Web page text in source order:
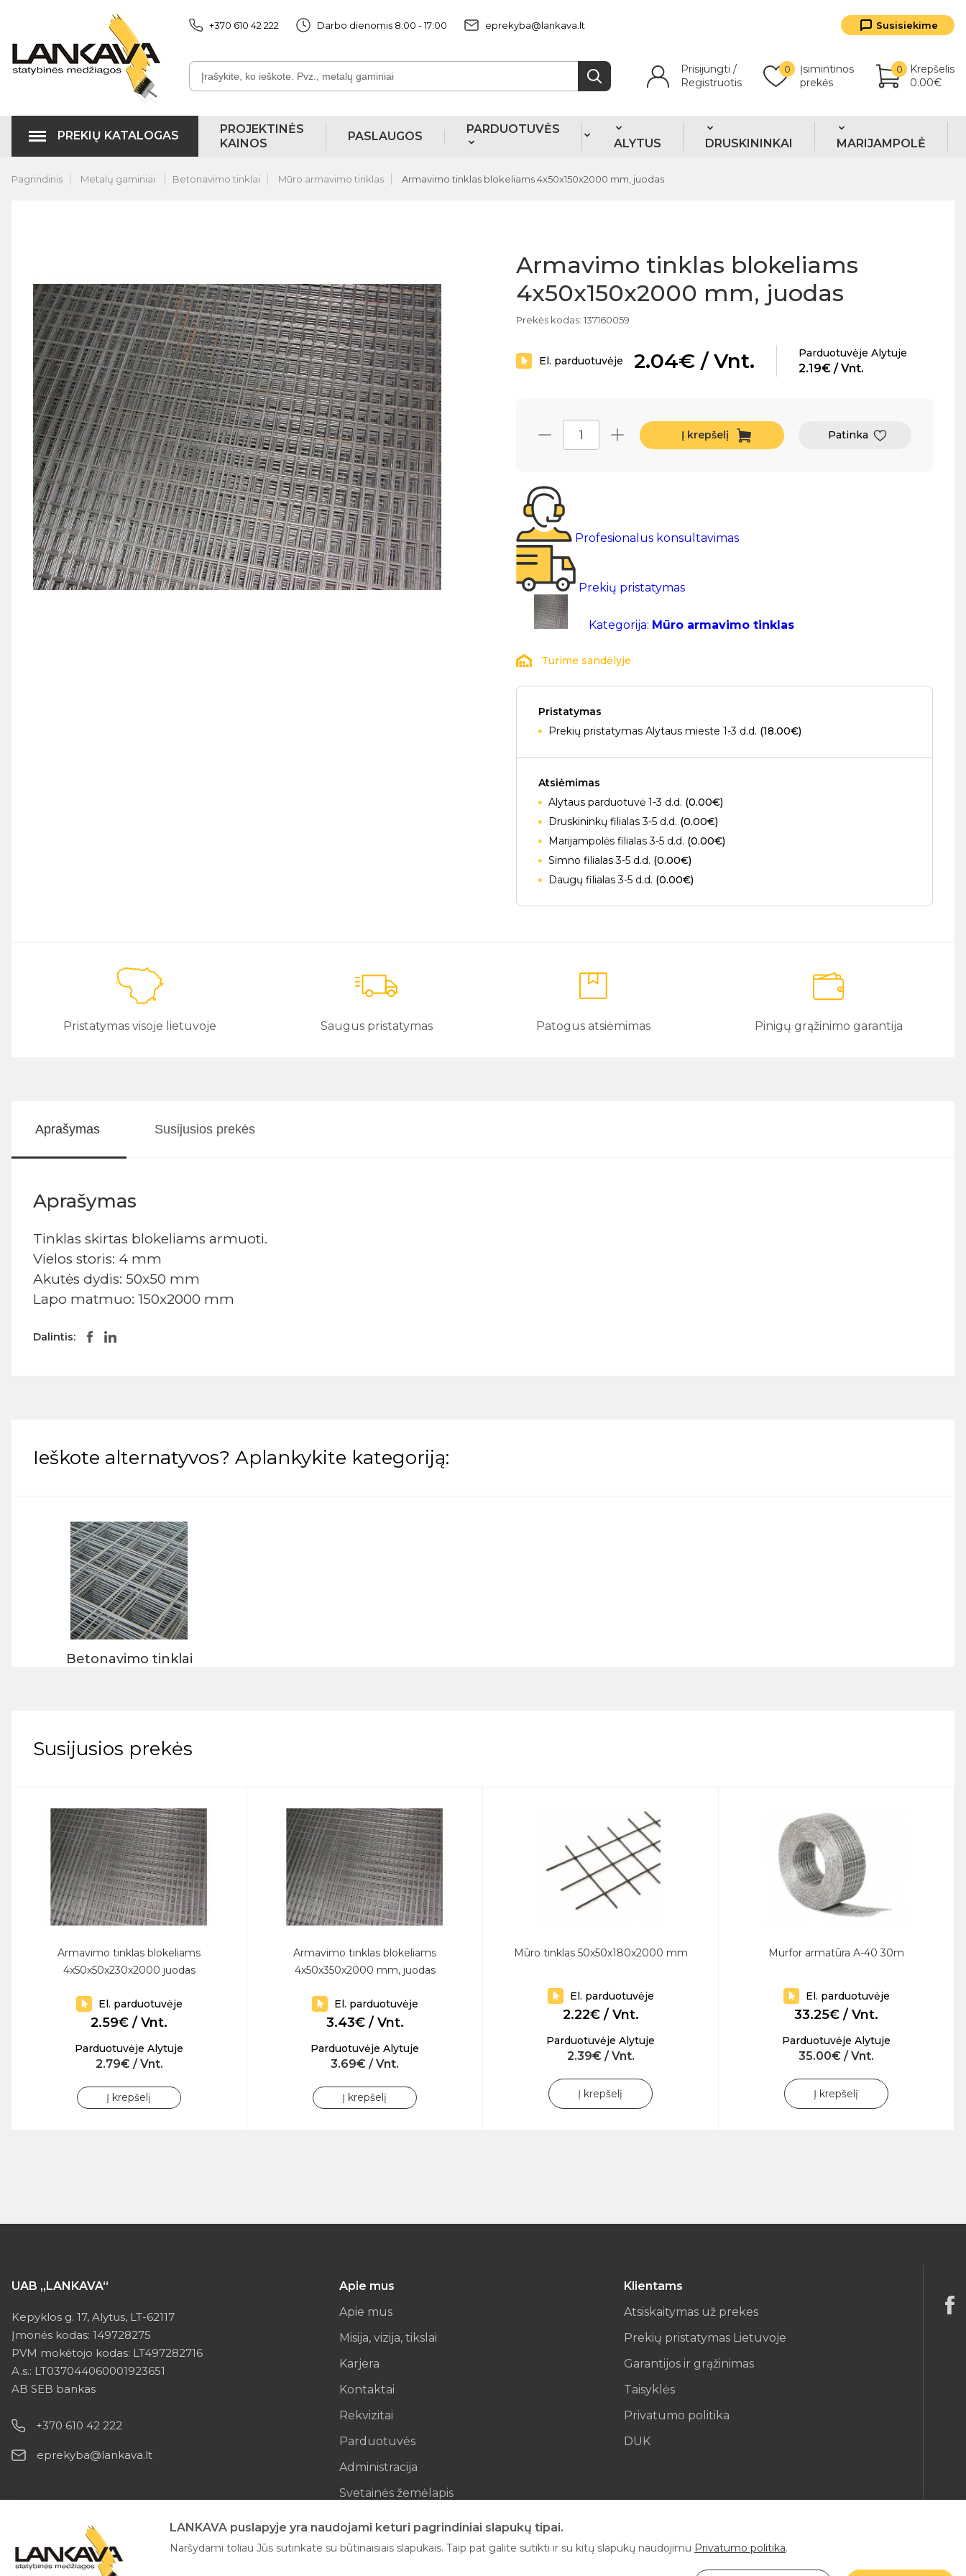
+370 610 42 222 Darbo dienomis 8:00 - 17:00 eprekyba@lankava.lt Susisiekime
Prisijungti /
Registruotis
Įsimintinos
prekės
0
Krepšelis
0.00€
0
PREKIŲ KATALOGAS
PROJEKTINĖS
KAINOS
PASLAUGOS
PARDUOTUVĖS
ALYTUS
DRUSKININKAI MARIJAMPOLĖ
Pagrindinis Metalų gaminiai Betonavimo tinklai Mūro armavimo tinklas Armavimo tinklas blokeliams 4x50x150x2000 mm, juodas
Armavimo tinklas blokeliams
4x50x150x2000 mm, juodas
Prekės kodas: 137160059
El. parduotuvėje 2.04€ / Vnt. Parduotuvėje Alytuje
2.19€ / Vnt.
Į krepšelį Patinka
Profesionalus konsultavimas
Prekių pristatymas
Kategorija: Mūro armavimo tinklas
Turime sandėlyje
Pristatymas
Prekių pristatymas Alytaus mieste 1-3 d.d. (18.00€)
Atsiėmimas
Alytaus parduotuvė 1-3 d.d. (0.00€)
Druskininkų filialas 3-5 d.d. (0.00€)
Marijampolės filialas 3-5 d.d. (0.00€)
Simno filialas 3-5 d.d. (0.00€)
Daugų filialas 3-5 d.d. (0.00€)
Pristatymas visoje lietuvoje Saugus pristatymas Patogus atsiėmimas Pinigų grąžinimo garantija
Aprašymas Susijusios prekės
Aprašymas
Tinklas skirtas blokeliams armuoti.
Vielos storis: 4 mm
Akutės dydis: 50x50 mm
Lapo matmuo: 150x2000 mm
Dalintis:
Ieškote alternatyvos? Aplankykite kategoriją:
Betonavimo tinklai
Susijusios prekės
Armavimo tinklas blokeliams
4x50x50x230x2000 juodas
El. parduotuvėje
2.59€ / Vnt.
Parduotuvėje Alytuje
2.79€ / Vnt.
Į krepšelį
Armavimo tinklas blokeliams
4x50x350x2000 mm, juodas
El. parduotuvėje
3.43€ / Vnt.
Parduotuvėje Alytuje
3.69€ / Vnt.
Į krepšelį
Mūro tinklas 50x50x180x2000 mm
El. parduotuvėje
2.22€ / Vnt.
Parduotuvėje Alytuje
2.39€ / Vnt.
Į krepšelį
Murfor armatūra A-40 30m
El. parduotuvėje
33.25€ / Vnt.
Parduotuvėje Alytuje
35.00€ / Vnt.
Į krepšelį
UAB „LANKAVA“
Kepyklos g. 17, Alytus, LT-62117
Įmonės kodas: 149728275
PVM mokėtojo kodas: LT497282716
A.s.: LT037044060001923651
AB SEB bankas
+370 610 42 222
eprekyba@lankava.lt
Apie mus
Apie mus
Misija, vizija, tikslai
Karjera
Kontaktai
Rekvizitai
Parduotuvės
Administracija
Svetainės žemėlapis
El parduotuvės kontaktai
Klientams
Atsiskaitymas už prekes
Prekių pristatymas Lietuvoje
Garantijos ir grąžinimas
Taisyklės
Privatumo politika
DUK
LANKAVA puslapyje yra naudojami keturi pagrindiniai slapukų tipai.
Naršydami toliau Jūs sutinkate su būtinaisiais slapukais. Taip pat galite sutikti ir su kitų slapukų naudojimu Privatumo politika.